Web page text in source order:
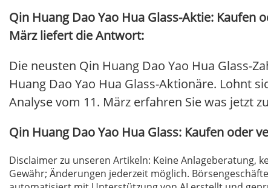
Qin Huang Dao Yao Hua Glass-Aktie: Kaufen
März liefert die Antwort:
Die neusten Qin Huang Dao Yao Hua Glass-
Huang Dao Yao Hua Glass-Aktionäre. Lohnt
Analyse vom 11. März erfahren Sie was jetzt
Qin Huang Dao Yao Hua Glass: Kaufen oder
Disclaimer zu unseren Artikeln: Keine Anlageberatung,
Gewähr; Änderungen jederzeit möglich.